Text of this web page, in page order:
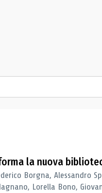
la nuova
Borgna, Alessandro
Lorella Bono,